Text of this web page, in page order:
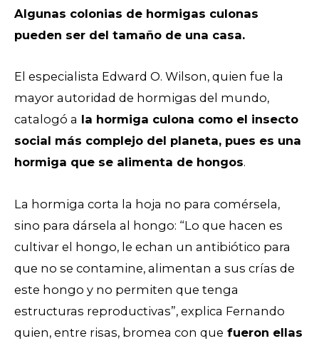
Algunas colonias de hormigas culonas
pueden ser del tamaño de una casa.
El especialista Edward O. Wilson, quien fue la
mayor autoridad de hormigas del mundo,
catalogó a la hormiga culona como el insecto
social más complejo del planeta, pues es una
hormiga que se alimenta de hongos.
La hormiga corta la hoja no para comérsela,
sino para dársela al hongo: “Lo que hacen es
cultivar el hongo, le echan un antibiótico para
que no se contamine, alimentan a sus crías de
este hongo y no permiten que tenga
estructuras reproductivas”, explica Fernando
quien, entre risas, bromea con que fueron ellas